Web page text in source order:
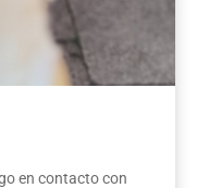
en contacto con